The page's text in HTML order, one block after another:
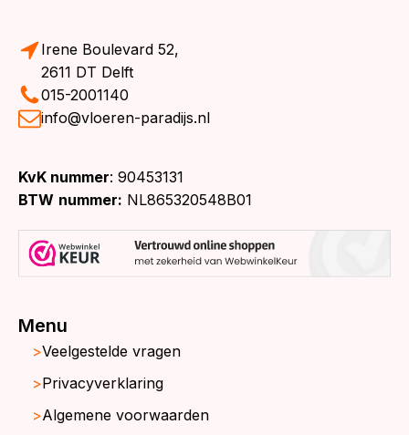
Irene Boulevard 52,
2611 DT Delft
015-2001140
info@vloeren-paradijs.nl
KvK nummer: 90453131
BTW nummer: NL865320548B01
Menu
Veelgestelde vragen
Privacyverklaring
Algemene voorwaarden